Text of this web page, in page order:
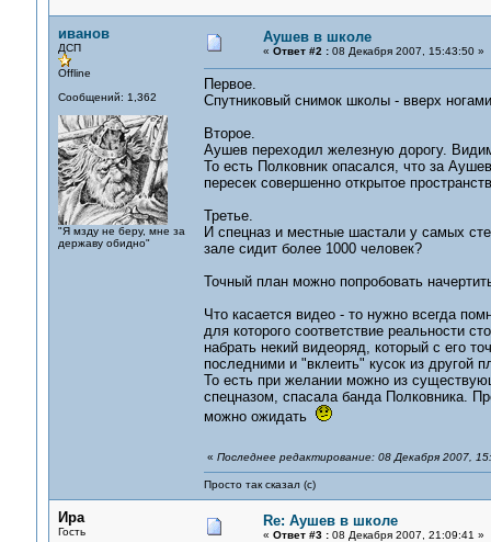
иванов
ДСП
Offline
Сообщений: 1,362
"Я мзду не беру, мне за
державу обидно"
Аушев в школе
« Ответ #2 :08 Декабря 2007, 15:43:50 »
Первое.
Спутниковый снимок школы - вверх
Второе.
Аушев переходил железную дорогу.
То есть Полковник опасался, что за
пересек совершенно открытое
Третье.
И спецназ и местные шастали у самых
зале сидит более 1000 человек?
Точный план можно попробовать
Что касается видео - то нужно всегда
для которого соответствие реальности
набрать некий видеоряд, который с его
последними и "вклеить" кусок из другой
То есть при желании можно из
спецназом, спасала банда Полковника.
можно ожидать
« Последнее редактирование: 08 Декабря 2007,
Просто так сказал (с)
Ира
Гость
Re: Аушев в школе
« Ответ #3 :08 Декабря 2007, 21:09:41 »